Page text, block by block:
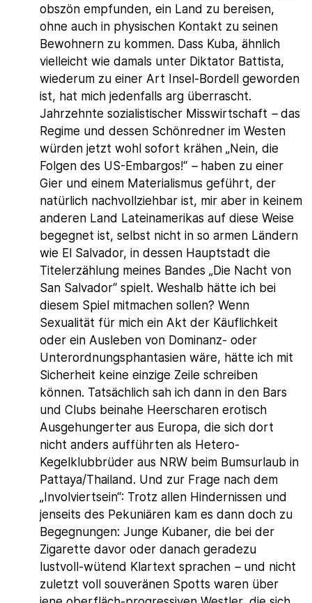
obszön empfunden, ein Land zu bereisen,
ohne auch in physischen Kontakt zu seinen
Bewohnern zu kommen. Dass Kuba, ähnlich
vielleicht wie damals unter Diktator Battista,
wiederum zu einer Art Insel-Bordell geworden
ist, hat mich jedenfalls arg überrascht.
Jahrzehnte sozialistischer Misswirtschaft –das
Regime und dessen Schönredner im Westen
würden jetzt wohl sofort krähen „Nein, die
Folgen des US-Embargos!“ –haben zu einer
Gier und einem Materialismus geführt, der
natürlich nachvollziehbar ist, mir aber in keinem
anderen Land Lateinamerikas auf diese Weise
begegnet ist, selbst nicht in so armen Ländern
wie El Salvador, in dessen Hauptstadt die
Titelerzählung meines Bandes „Die Nacht von
San Salvador“ spielt. Weshalb hätte ich bei
diesem Spiel mitmachen sollen? Wenn
Sexualität für mich ein Akt der Käuflichkeit
oder ein Ausleben von Dominanz- oder
Unterordnungsphantasien wäre, hätte ich mit
Sicherheit keine einzige Zeile schreiben
können. Tatsächlich sah ich dann in den Bars
und Clubs beinahe Heerscharen erotisch
Ausgehungerter aus Europa, die sich dort
nicht anders aufführten als Hetero-
Kegelklubbrüder aus NRW beim Bumsurlaub in
Pattaya/Thailand. Und zur Frage nach dem
„Involviertsein“: Trotz allen Hindernissen und
jenseits des Pekuniären kam es dann doch zu
Begegnungen: Junge Kubaner, die bei der
Zigarette davor oder danach geradezu
lustvoll-wütend Klartext sprachen –und nicht
zuletzt voll souveränen Spotts waren über